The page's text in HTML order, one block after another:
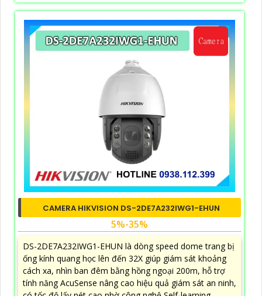
CAMERA HIKVISION DS-2DE7A232IWG1-EHUN
5%-35%
DS-2DE7A232IWG1-EHUN là dòng speed dome trang bị
ống kính quang học lên đến 32X giúp giám sát khoảng
cách xa, nhìn ban đêm bằng hồng ngoại 200m, hỗ trợ
tính năng AcuSense nâng cao hiệu quả giám sát an ninh,